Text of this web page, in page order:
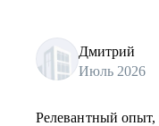
Дмитрий
Июль 2026
Релевантный